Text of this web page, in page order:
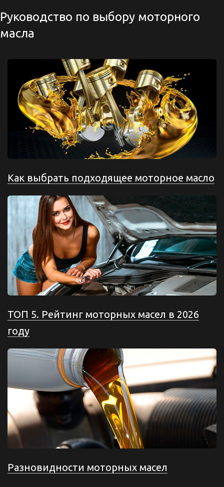
Руководство по выбору моторного
масла
Как выбрать подходящее моторное масло
ТОП 5. Рейтинг моторных масел в 2026
году
Разновидности моторных масел